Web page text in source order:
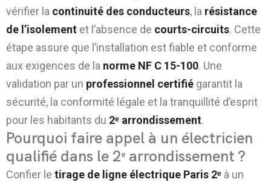
vérifier la continuité des conducteurs, la résistance
de l’isolement et l’absence de courts-circuits. Cette
étape assure que l’installation est fiable et conforme
aux exigences de la norme NF C 15-100. Une
validation par un professionnel certifié garantit la
sécurité, la conformité légale et la tranquillité d’esprit
pour les habitants du 2ᵉ arrondissement.
Pourquoi faire appel à un électricien
qualifié dans le 2ᵉ arrondissement ?
Confier le tirage de ligne électrique Paris 2ᵉ à un